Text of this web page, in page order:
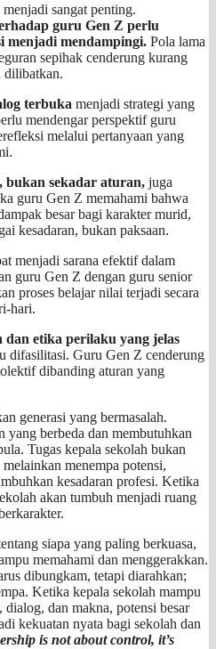
sangat penting.
guru Gen Z perlu
menjadi mendampingi. Pola lama
sepihak cenderung kurang
dilibatkan.
terbuka menjadi strategi yang
mendengar perspektif guru
melalui pertanyaan yang
bukan sekadar aturan, juga
guru Gen Z memahami bahwa
besar bagi karakter murid,
kesadaran, bukan paksaan.
menjadi sarana efektif dalam
guru Gen Z dengan guru senior
proses belajar nilai terjadi secara
hari.
dan etika perilaku yang jelas
difasilitasi. Guru Gen Z cenderung
dibanding aturan yang
generasi yang bermasalah.
yang berbeda dan membutuhkan
Tugas kepala sekolah bukan
menempa potensi,
kesadaran profesi. Ketika
akan tumbuh menjadi ruang
siapa yang paling berkuasa,
memahami dan menggerakkan.
dibungkam, tetapi diarahkan;
Ketika kepala sekolah mampu
dan makna, potensi besar
kekuatan nyata bagi sekolah dan
is not about control, it’s